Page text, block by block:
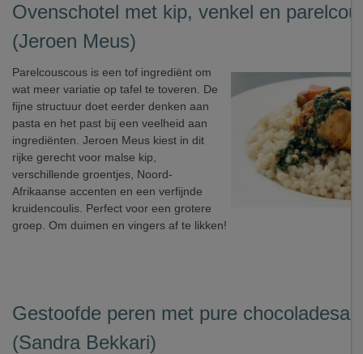
Ovenschotel met kip, venkel en
(Jeroen Meus)
Parelcouscous is een tof ingrediënt om
wat meer variatie op tafel te toveren. De
fijne structuur doet eerder denken aan
pasta en het past bij een veelheid aan
ingrediënten. Jeroen Meus kiest in dit
rijke gerecht voor malse kip,
verschillende groentjes, Noord-
Afrikaanse accenten en een verfijnde
kruidencoulis. Perfect voor een grotere
groep. Om duimen en vingers af te likken!
Gestoofde peren met pure
(Sandra Bekkari)